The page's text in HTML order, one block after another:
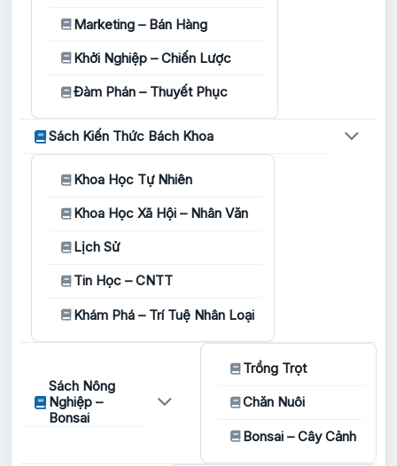
Marketing – Bán Hàng
Khởi Nghiệp – Chiến Lược
Đàm Phán – Thuyết Phục
Sách Kiến Thức Bách Khoa
Khoa Học Tự Nhiên
Khoa Học Xã Hội – Nhân Văn
Lịch Sử
Tin Học – CNTT
Khám Phá – Trí Tuệ Nhân Loại
Sách Nông
Nghiệp –
Bonsai
Trồng Trọt
Chăn Nuôi
Bonsai – Cây Cảnh